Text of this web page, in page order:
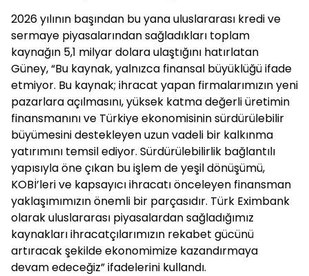
2026 yılının başından bu yana uluslararası kredi ve
sermaye piyasalarından sağladıkları toplam
kaynağın 5,1 milyar dolara ulaştığını hatırlatan
Güney, “Bu kaynak, yalnızca finansal büyüklüğü ifade
etmiyor. Bu kaynak; ihracat yapan firmalarımızın yeni
pazarlara açılmasını, yüksek katma değerli üretimin
finansmanını ve Türkiye ekonomisinin sürdürülebilir
büyümesini destekleyen uzun vadeli bir kalkınma
yatırımını temsil ediyor. Sürdürülebilirlik bağlantılı
yapısıyla öne çıkan bu işlem de yeşil dönüşümü,
KOBİ’leri ve kapsayıcı ihracatı önceleyen finansman
yaklaşımımızın önemli bir parçasıdır. Türk Eximbank
olarak uluslararası piyasalardan sağladığımız
kaynakları ihracatçılarımızın rekabet gücünü
artıracak şekilde ekonomimize kazandırmaya
devam edeceğiz” ifadelerini kullandı.